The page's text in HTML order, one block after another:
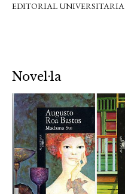
EDITORIAL UNIVERSITARIA
Novel·la